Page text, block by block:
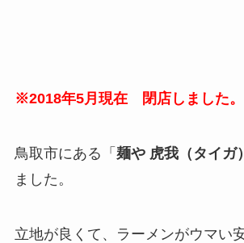
※2018年5月現在 閉店しました。
鳥取市にある「 麺や 虎我（タイガ）
ました。
立地が良くて、ラーメンがウマい